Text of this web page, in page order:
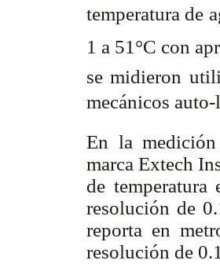
temperatura de
1 a 51°C con
se midieron
mecánicos
En la
marca Extech
de
resolución de
reporta en
resolución de